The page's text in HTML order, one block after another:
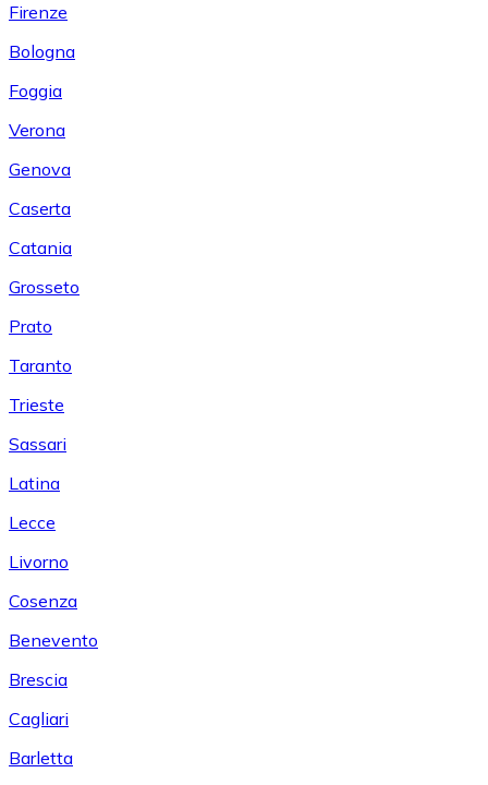
Firenze
Bologna
Foggia
Verona
Genova
Caserta
Catania
Grosseto
Prato
Taranto
Trieste
Sassari
Latina
Lecce
Livorno
Cosenza
Benevento
Brescia
Cagliari
Barletta